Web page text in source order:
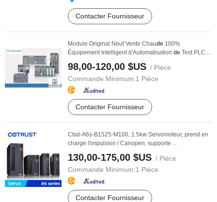
Contacter Fournisseur
Module Original Neuf Vente Chaude 100%
Équipement Intelligent d'Automatisation de Test PLC ...
98,00-120,00 $US / Pièce
Commande Minimum:1 Pièce
Contacter Fournisseur
Ctsd-A6s-B1525-M100, 1.5kw Servomoteur, prend en
charge l'impulsion / Canopen, supporte ...
130,00-175,00 $US / Pièce
Commande Minimum:1 Pièce
Contacter Fournisseur